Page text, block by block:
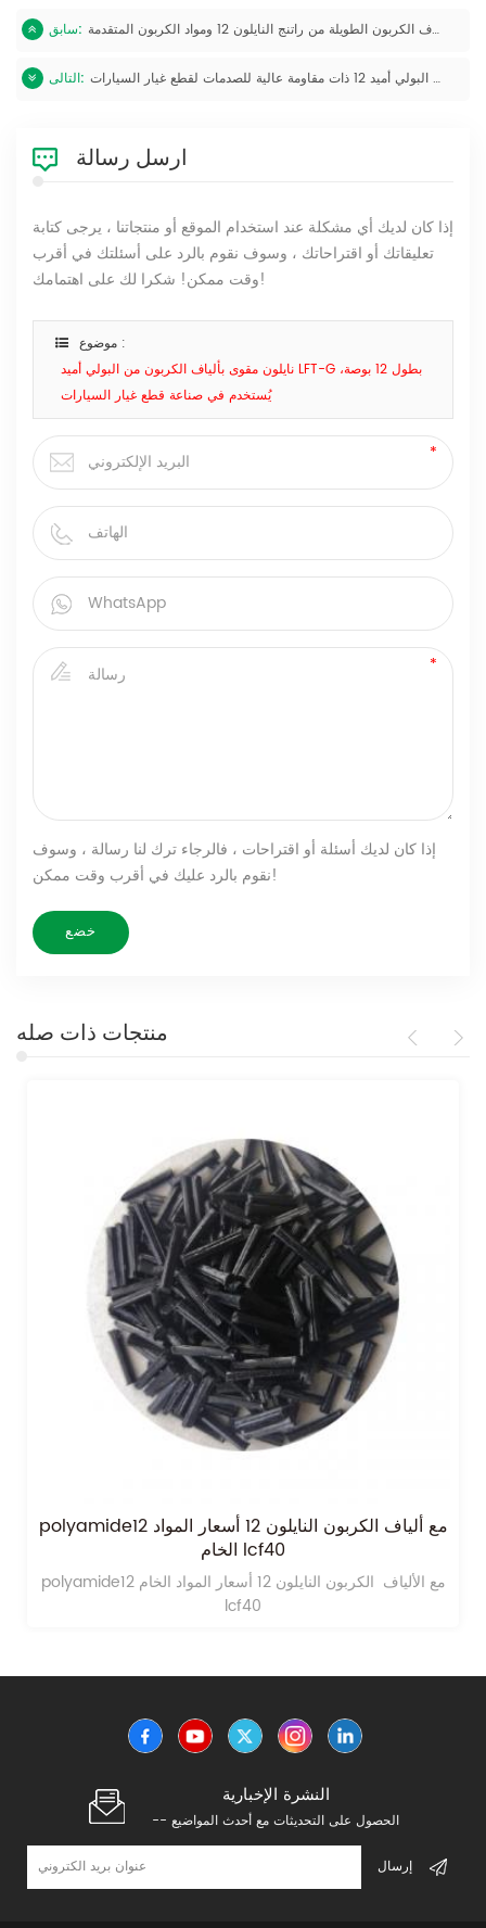
سابق: حبيبات معززة بألياف الكربون الطويلة من راتنج النايلون 12 ومواد الكربون المتقدمة
التالى: مركبات ألياف الكربون الطويلة المصنوعة من البولي أميد 12 ذات مقاومة عالية للصدمات لقطع غيار السيارات
ارسل رسالة
إذا كان لديك أي مشكلة عند استخدام الموقع أو منتجاتنا ، يرجى كتابة
تعليقاتك أو اقتراحاتك ، وسوف نقوم بالرد على أسئلتك في أقرب
وقت ممكن! شكرا لك على اهتمامك!
موضوع :
نايلون مقوى بألياف الكربون من البولي أميد LFT-G بطول 12 بوصة،
يُستخدم في صناعة قطع غيار السيارات
إذا كان لديك أسئلة أو اقتراحات ، فالرجاء ترك لنا رسالة ، وسوف
نقوم بالرد عليك في أقرب وقت ممكن!
منتجات ذات صله
polyamide12 مع ألياف الكربون النايلون 12 أسعار المواد
الخام lcf40
polyamide12 مع الألياف الكربون النايلون 12 أسعار المواد الخام
lcf40
النشرة الإخبارية
-- الحصول على التحديثات مع أحدث المواضيع